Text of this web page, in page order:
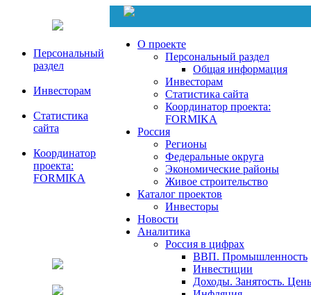
Персональный
раздел
Инвесторам
Статистика
сайта
Координатор
проекта:
FORMIKA
О проекте
Персональный раздел
Общая информация
Инвесторам
Статистика сайта
Координатор проекта:
FORMIKA
Россия
Регионы
Федеральные округа
Экономические районы
Живое строительство
Каталог проектов
Инвесторы
Новости
Аналитика
Россия в цифрах
ВВП. Промышленность
Инвестиции
Доходы. Занятость.